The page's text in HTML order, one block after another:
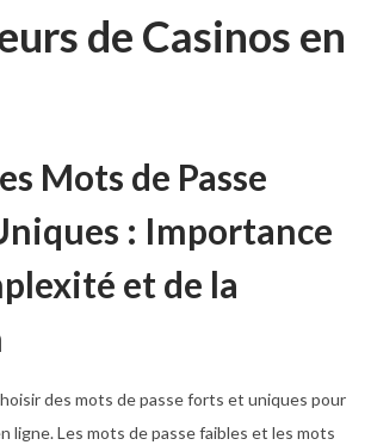
de Casinos en
Mots de Passe
: Importance
et de la
des mots de passe forts et uniques pour
ligne. Les mots de passe faibles et les mots